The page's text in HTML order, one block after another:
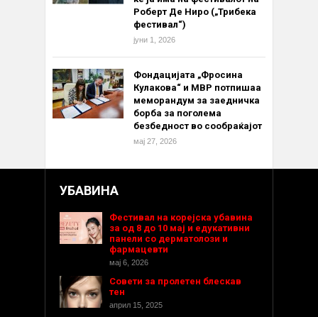
Роберт Де Ниро („Трибека
фестивал“)
јуни 1, 2026
Фондацијата „Фросина
Кулакова“ и МВР потпишаа
меморандум за заедничка
борба за поголема
безбедност во сообраќајот
мај 27, 2026
УБАВИНА
Фестивал на корејска убавина
за од 8 до 10 мај и едукативни
панели со дерматолози и
фармацевти
мај 6, 2026
Совети за пролетен блескав
тен
април 15, 2025